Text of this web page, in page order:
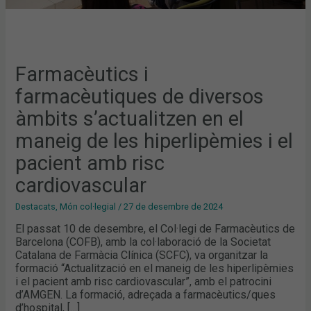
Farmacèutics i
farmacèutiques de diversos
àmbits s’actualitzen en el
maneig de les hiperlipèmies i el
pacient amb risc
cardiovascular
Destacats, Món col·legial /27 de desembre de 2024
El passat 10 de desembre, el Col·legi de Farmacèutics de
Barcelona (COFB), amb la col·laboració de la Societat
Catalana de Farmàcia Clínica (SCFC), va organitzar la
formació “Actualització en el maneig de les hiperlipèmies
i el pacient amb risc cardiovascular”, amb el patrocini
d’AMGEN. La formació, adreçada a farmacèutics/ques
d’hospital, […]
RISC